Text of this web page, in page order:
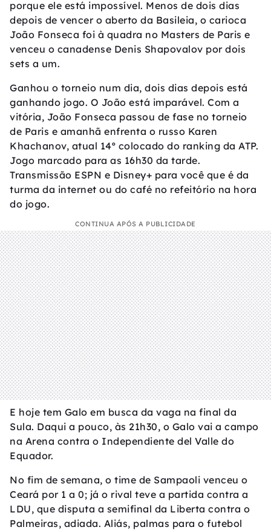
porque ele está impossível. Menos de dois dias
depois de vencer o aberto da Basileia, o carioca
João Fonseca foi à quadra no Masters de Paris e
venceu o canadense Denis Shapovalov por dois
sets a um.
Ganhou o torneio num dia, dois dias depois está
ganhando jogo. O João está imparável. Com a
vitória, João Fonseca passou de fase no torneio
de Paris e amanhã enfrenta o russo Karen
Khachanov, atual 14º colocado do ranking da ATP.
Jogo marcado para as 16h30 da tarde.
Transmissão ESPN e Disney+ para você que é da
turma da internet ou do café no refeitório na hora
do jogo.
CONTINUA APÓS A PUBLICIDADE
E hoje tem Galo em busca da vaga na final da
Sula. Daqui a pouco, às 21h30, o Galo vai a campo
na Arena contra o Independiente del Valle do
Equador.
No fim de semana, o time de Sampaoli venceu o
Ceará por 1 a 0; já o rival teve a partida contra a
LDU, que disputa a semifinal da Liberta contra o
Palmeiras, adiada. Aliás, palmas para o futebol